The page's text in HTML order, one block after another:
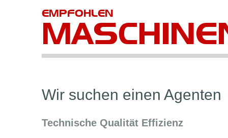
EMPFOHLEN
Wir suchen einen Agenten
Technische Qualität Effizienz